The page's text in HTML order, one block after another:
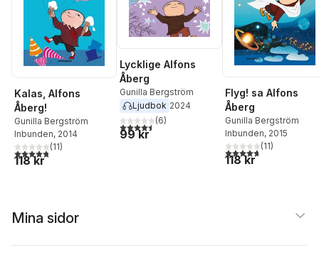
Kalas, Alfons
Åberg!
Gunilla Bergström
Inbunden, 2014
4,8utav 5 stjärnor. Totalt antal röster:
(11)
118 kr
Lycklige Alfons
Åberg
Gunilla Bergström
Ljudbok 2024
4,5utav 5 stjärnor. Totalt antal röster:
(6)
99 kr
Flyg! sa Alfons
Åberg
Gunilla Bergström
Inbunden, 2015
4,7utav 5 stjärnor.
(11)
118 kr
Mina sidor